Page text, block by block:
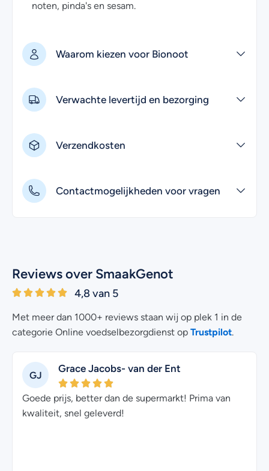
noten, pinda's en sesam.
Waarom kiezen voor Bionoot
Verwachte levertijd en bezorging
Verzendkosten
Contactmogelijkheden voor vragen
Reviews over SmaakGenot
4,8 van 5
Met meer dan 1000+ reviews staan wij op plek 1 in de
categorie Online voedselbezorgdienst op Trustpilot
Prima van
FF
Fabiana Filadoro
Perfecte prijs-/kwaliteit verhouding,
en goed verpakt. Bedankt!